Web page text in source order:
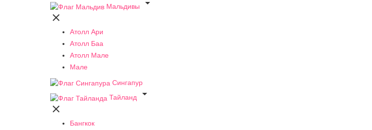
Мальдивы


Атолл Ари
Атолл Баа
Атолл Мале
Мале
Сингапур
Тайланд


Бангкок